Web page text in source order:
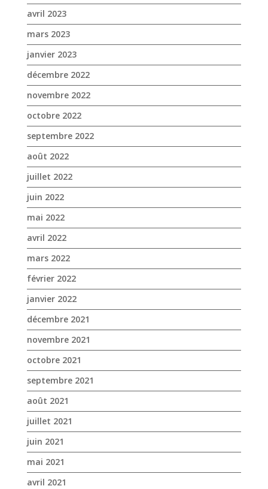
avril 2023
mars 2023
janvier 2023
décembre 2022
novembre 2022
octobre 2022
septembre 2022
août 2022
juillet 2022
juin 2022
mai 2022
avril 2022
mars 2022
février 2022
janvier 2022
décembre 2021
novembre 2021
octobre 2021
septembre 2021
août 2021
juillet 2021
juin 2021
mai 2021
avril 2021